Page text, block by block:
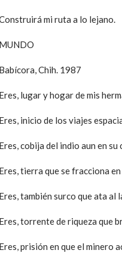
mi ruta a lo lejano.
MUNDO
Babícora, Chih. 1987
Eres, lugar y hogar de mis
Eres, inicio de los viajes
Eres, cobija del indio aun en su
Eres, tierra que se fracciona
Eres, también surco que ata al
Eres, torrente de riqueza que
Eres, prisión en que el minero